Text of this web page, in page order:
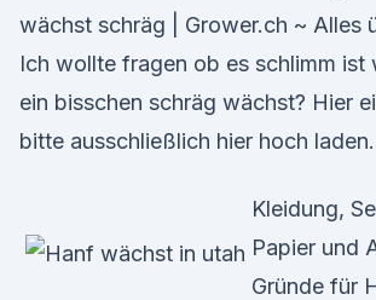
wächst schräg | Grower.ch ~ Alles
Ich wollte fragen ob es schlimm ist
ein bisschen schräg wächst? Hier
bitte ausschließlich hier hoch laden.
Kleidung,
Papier und
Gründe für